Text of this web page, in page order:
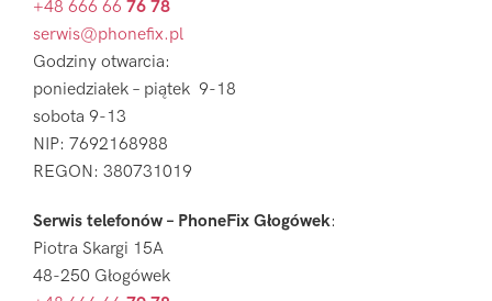
+48 666 66 76 78
serwis@phonefix.pl
Godziny otwarcia:
poniedziałek – piątek 9-18
sobota 9-13
NIP: 7692168988
REGON: 380731019
Serwis telefonów – PhoneFix Głogówek:
Piotra Skargi 15A
48-250 Głogówek